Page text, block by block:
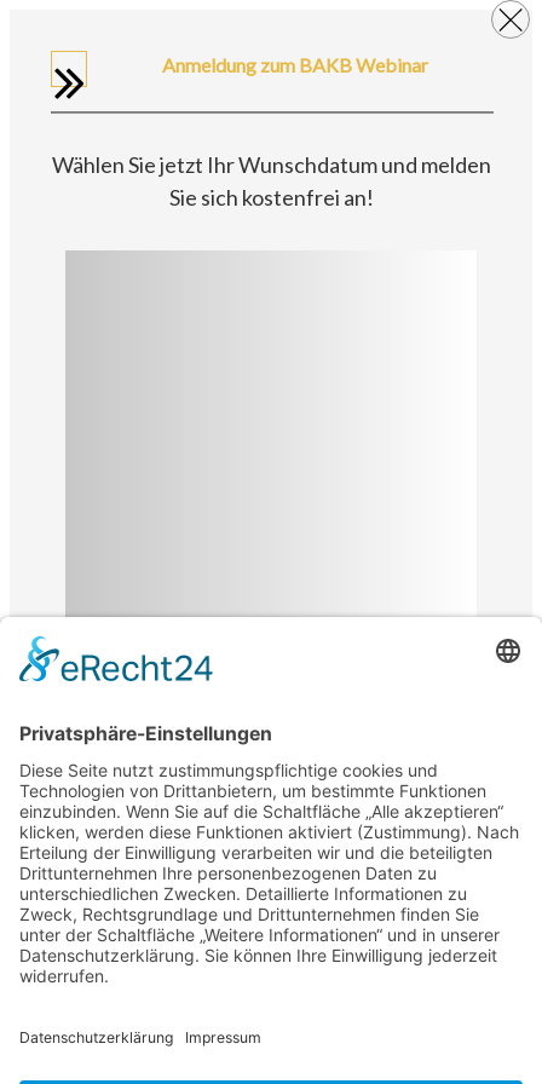
Anmeldung zum BAKB Webinar
Wählen Sie jetzt Ihr Wunschdatum und melden
Sie sich kostenfrei an!